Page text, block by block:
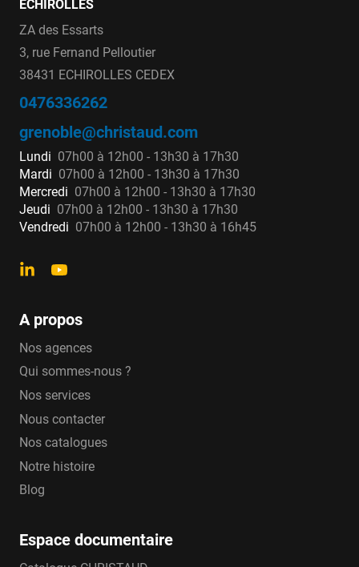
ECHIROLLES
ZA des Essarts
3, rue Fernand Pelloutier
38431 ECHIROLLES CEDEX
0476336262
grenoble@christaud.com
Lundi 07h00 à 12h00 - 13h30 à 17h30
Mardi 07h00 à 12h00 - 13h30 à 17h30
Mercredi 07h00 à 12h00 - 13h30 à 17h30
Jeudi 07h00 à 12h00 - 13h30 à 17h30
Vendredi 07h00 à 12h00 - 13h30 à 16h45
A propos
Nos agences
Qui sommes-nous ?
Nos services
Nous contacter
Nos catalogues
Notre histoire
Blog
Espace documentaire